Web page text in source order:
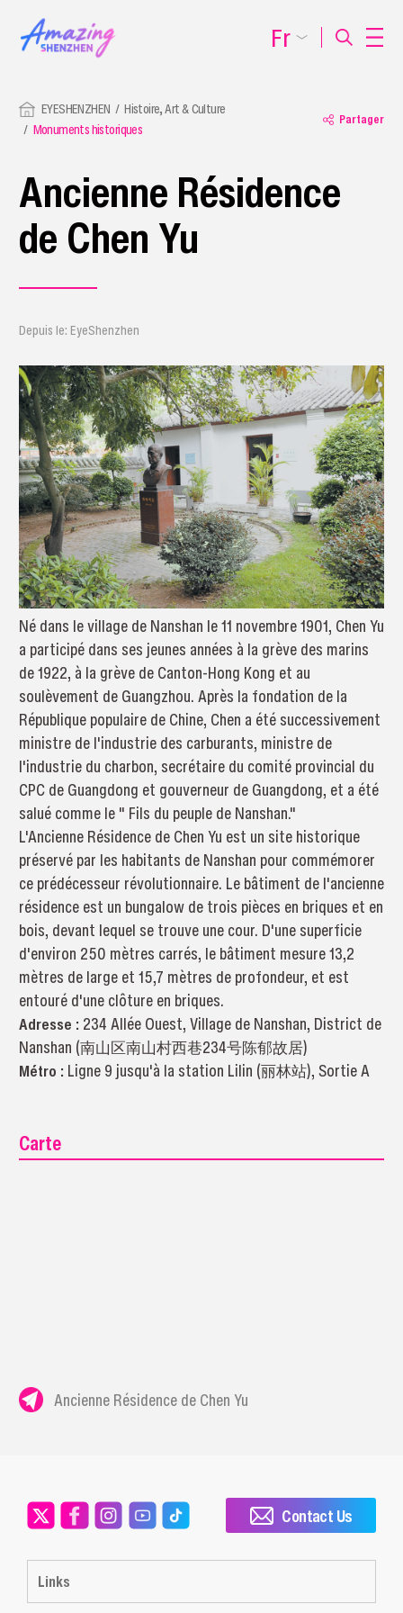
EYESHENZHEN
Histoire, Art & Culture
Monuments historiques
Partager
Ancienne Résidence
de Chen Yu
Depuis le: EyeShenzhen
Né dans le village de Nanshan le 11 novembre 1901, Chen Yu
a participé dans ses jeunes années à la grève des marins
de 1922, à la grève de Canton-Hong Kong et au
soulèvement de Guangzhou. Après la fondation de la
République populaire de Chine, Chen a été successivement
ministre de l'industrie des carburants, ministre de
l'industrie du charbon, secrétaire du comité provincial du
CPC de Guangdong et gouverneur de Guangdong, et a été
salué comme le " Fils du peuple de Nanshan."
L'Ancienne Résidence de Chen Yu est un site historique
préservé par les habitants de Nanshan pour commémorer
ce prédécesseur révolutionnaire. Le bâtiment de l'ancienne
résidence est un bungalow de trois pièces en briques et en
bois, devant lequel se trouve une cour. D'une superficie
d'environ 250 mètres carrés, le bâtiment mesure 13,2
mètres de large et 15,7 mètres de profondeur, et est
entouré d'une clôture en briques.
Adresse : 234 Allée Ouest, Village de Nanshan, District de
Nanshan (南山区南山村西巷234号陈郁故居)
Métro : Ligne 9 jusqu'à la station Lilin (丽林站), Sortie A
Carte
Ancienne Résidence de Chen Yu
Fr
Links
Contact Us